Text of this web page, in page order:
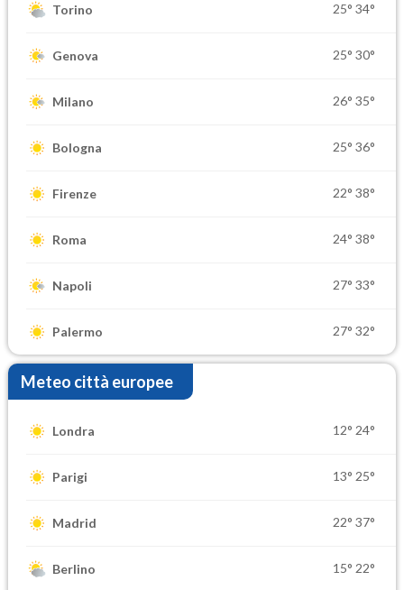
Torino 25° 34°
Genova 25° 30°
Milano 26° 35°
Bologna 25° 36°
Firenze 22° 38°
Roma 24° 38°
Napoli 27° 33°
Palermo 27° 32°
Meteo città europee
Londra 12° 24°
Parigi 13° 25°
Madrid 22° 37°
Berlino 15° 22°